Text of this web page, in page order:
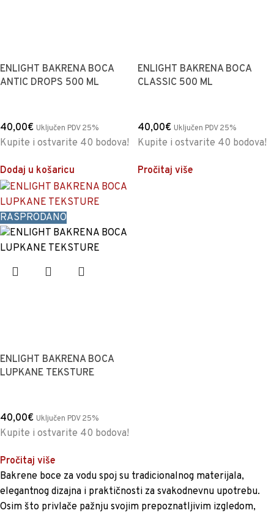
ENLIGHT BAKRENA BOCA
ANTIC DROPS 500 ML
40,00€ Uključen PDV 25%
Kupite i ostvarite 40 bodova!
Dodaj u košaricu
ENLIGHT BAKRENA BOCA
CLASSIC 500 ML
40,00€ Uključen PDV 25%
Kupite i ostvarite 40 bodova!
Pročitaj više
RASPRODANO
ENLIGHT BAKRENA BOCA
LUPKANE TEKSTURE
40,00€ Uključen PDV 25%
Kupite i ostvarite 40 bodova!
Pročitaj više
Bakrene boce za vodu spoj su tradicionalnog materijala,
elegantnog dizajna i praktičnosti za svakodnevnu upotrebu.
Osim što privlače pažnju svojim prepoznatljivim izgledom,